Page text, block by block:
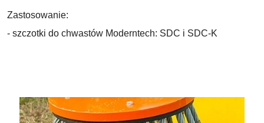
Zastosowanie:
- szczotki do chwastów Moderntech: SDC i SDC-K